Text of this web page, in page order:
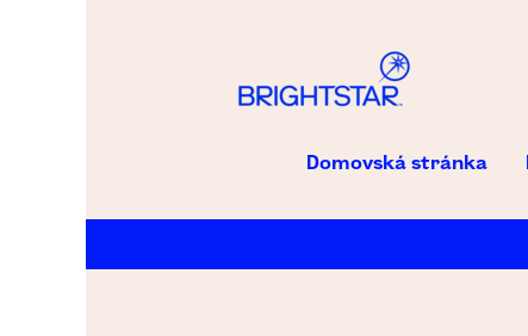
Domovská stránka